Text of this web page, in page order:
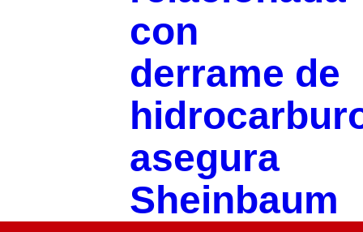
con
derrame de
asegura
Sheinbaum